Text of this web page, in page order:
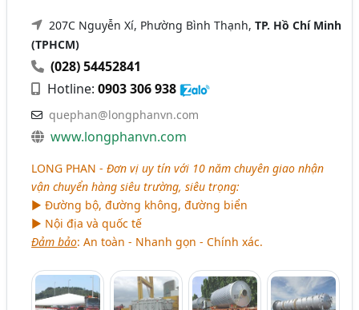
207C Nguyễn Xí, Phường Bình Thạnh,TP. Hồ Chí Minh
(TPHCM)
(028) 54452841
Hotline:0903 306 938
quephan@longphanvn.com
www.longphanvn.com
LONG PHAN -Đơn vị uy tín với 10 năm chuyên giao nhận
vận chuyển hàng siêu trường, siêu trọng:
► Đường bộ, đường không, đường biển
► Nội địa và quốc tế
Đảm bảo: An toàn - Nhanh gọn - Chính xác.